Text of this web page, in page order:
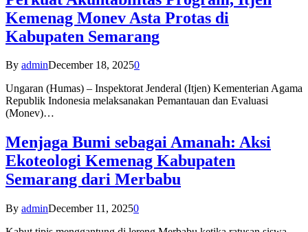
Kemenag Monev Asta Protas di
Kabupaten Semarang
By adminDecember 18, 20250
Ungaran (Humas) – Inspektorat Jenderal (Itjen) Kementerian Agama
Republik Indonesia melaksanakan Pemantauan dan Evaluasi
(Monev)…
Menjaga Bumi sebagai Amanah: Aksi
Ekoteologi Kemenag Kabupaten
Semarang dari Merbabu
By adminDecember 11, 20250